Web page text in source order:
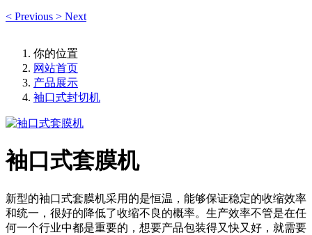
< Previous > Next
你的位置
网站首页
产品展示
袖口式封切机
袖口式套膜机
新型的袖口式套膜机采用的是恒温，能够保证稳定的收缩效率
和统一，很好的降低了收缩不良的概率。生产效率不管是在任
何一个行业中都是重要的，想要产品包装得又快又好，就需要